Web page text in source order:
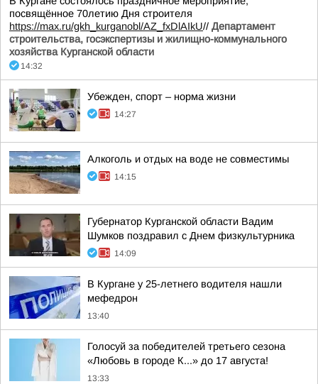
посвящённое 70летию Дня строителя
https://max.ru/gkh_kurganobl/AZ_fxDlAIkU// Департамент
строительства, госэкспертизы и жилищно-коммунального
хозяйства Курганской области
14:32
Убежден, спорт – норма жизни
14:27
Алкоголь и отдых на воде не совместимы
14:15
Губернатор Курганской области Вадим
Шумков поздравил с Днем физкультурника
14:09
В Кургане у 25-летнего водителя нашли
мефедрон
13:40
Голосуй за победителей третьего сезона
«Любовь в городе К...» до 17 августа!
13:33